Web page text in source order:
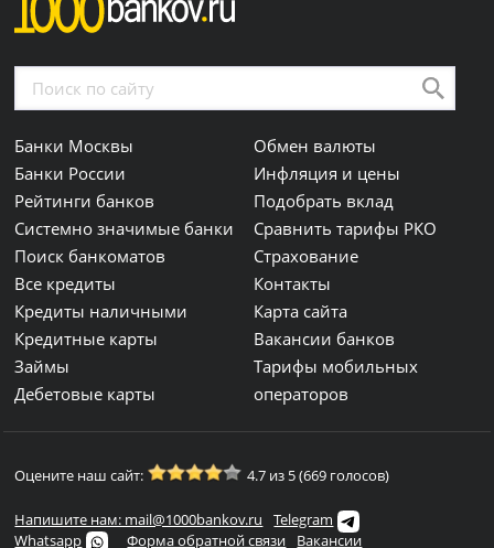
Банки Москвы
Банки России
Рейтинги банков
Системно значимые банки
Поиск банкоматов
Все кредиты
Кредиты наличными
Кредитные карты
Займы
Дебетовые карты
Обмен валюты
Инфляция и цены
Подобрать вклад
Сравнить тарифы РКО
Страхование
Контакты
Карта сайта
Вакансии банков
Тарифы мобильных
операторов
Оцените наш сайт: 4.7 из 5 (669 голосов)
Напишите нам: mail@1000bankov.ru
Telegram
Whatsapp
Форма обратной связи Вакансии